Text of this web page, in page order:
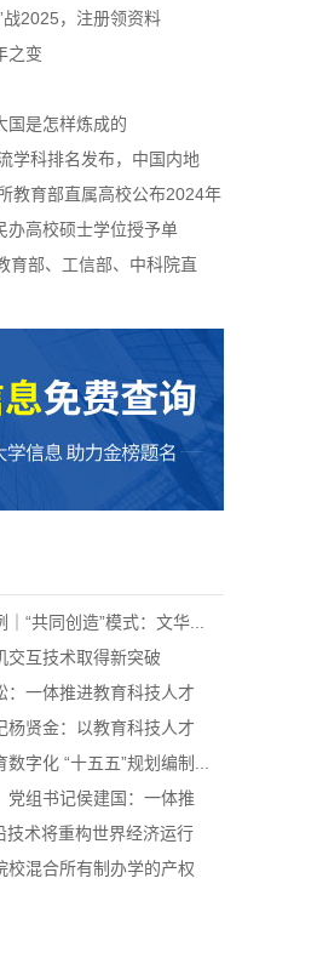
战2025，注册领资料
之变
国是怎样炼成的
学科排名发布，中国内地
教育部直属高校公布2024年
办高校硕士学位授予单
育部、工信部、中科院直
“共同创造”模式：文华...
交互技术取得新突破
：一体推进教育科技人才
杨贤金：以教育科技人才
字化 “十五五”规划编制...
党组书记侯建国：一体推
技术将重构世界经济运行
校混合所有制办学的产权